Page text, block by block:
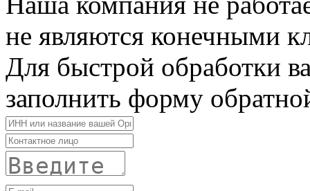
не являются конечными
Для быстрой обработки
заполнить форму